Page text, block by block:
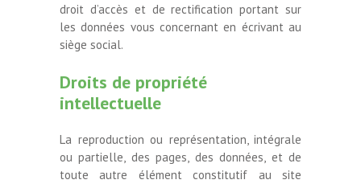
droit d’accès et de rectification portant sur
les données vous concernant en écrivant au
siège social.
Droits de propriété
intellectuelle
La reproduction ou représentation, intégrale
ou partielle, des pages, des données, et de
toute autre élément constitutif au site